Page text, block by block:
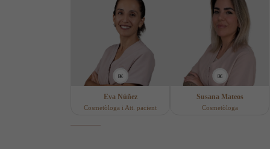
Eva Núñez
Cosmetòloga i Att. pacient
Susana Mateos
Cosmetòloga